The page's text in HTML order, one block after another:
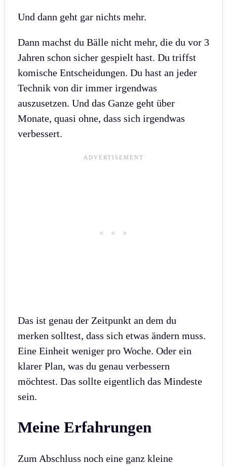
Und dann geht gar nichts mehr.
Dann machst du Bälle nicht mehr, die du vor 3
Jahren schon sicher gespielt hast. Du triffst
komische Entscheidungen. Du hast an jeder
Technik von dir immer irgendwas
auszusetzen. Und das Ganze geht über
Monate, quasi ohne, dass sich irgendwas
verbessert.
Das ist genau der Zeitpunkt an dem du
merken solltest, dass sich etwas ändern muss.
Eine Einheit weniger pro Woche. Oder ein
klarer Plan, was du genau verbessern
möchtest. Das sollte eigentlich das Mindeste
sein.
Meine Erfahrungen
Zum Abschluss noch eine ganz kleine